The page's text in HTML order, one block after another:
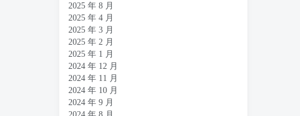
2025 年 8 月
2025 年 4 月
2025 年 3 月
2025 年 2 月
2025 年 1 月
2024 年 12 月
2024 年 11 月
2024 年 10 月
2024 年 9 月